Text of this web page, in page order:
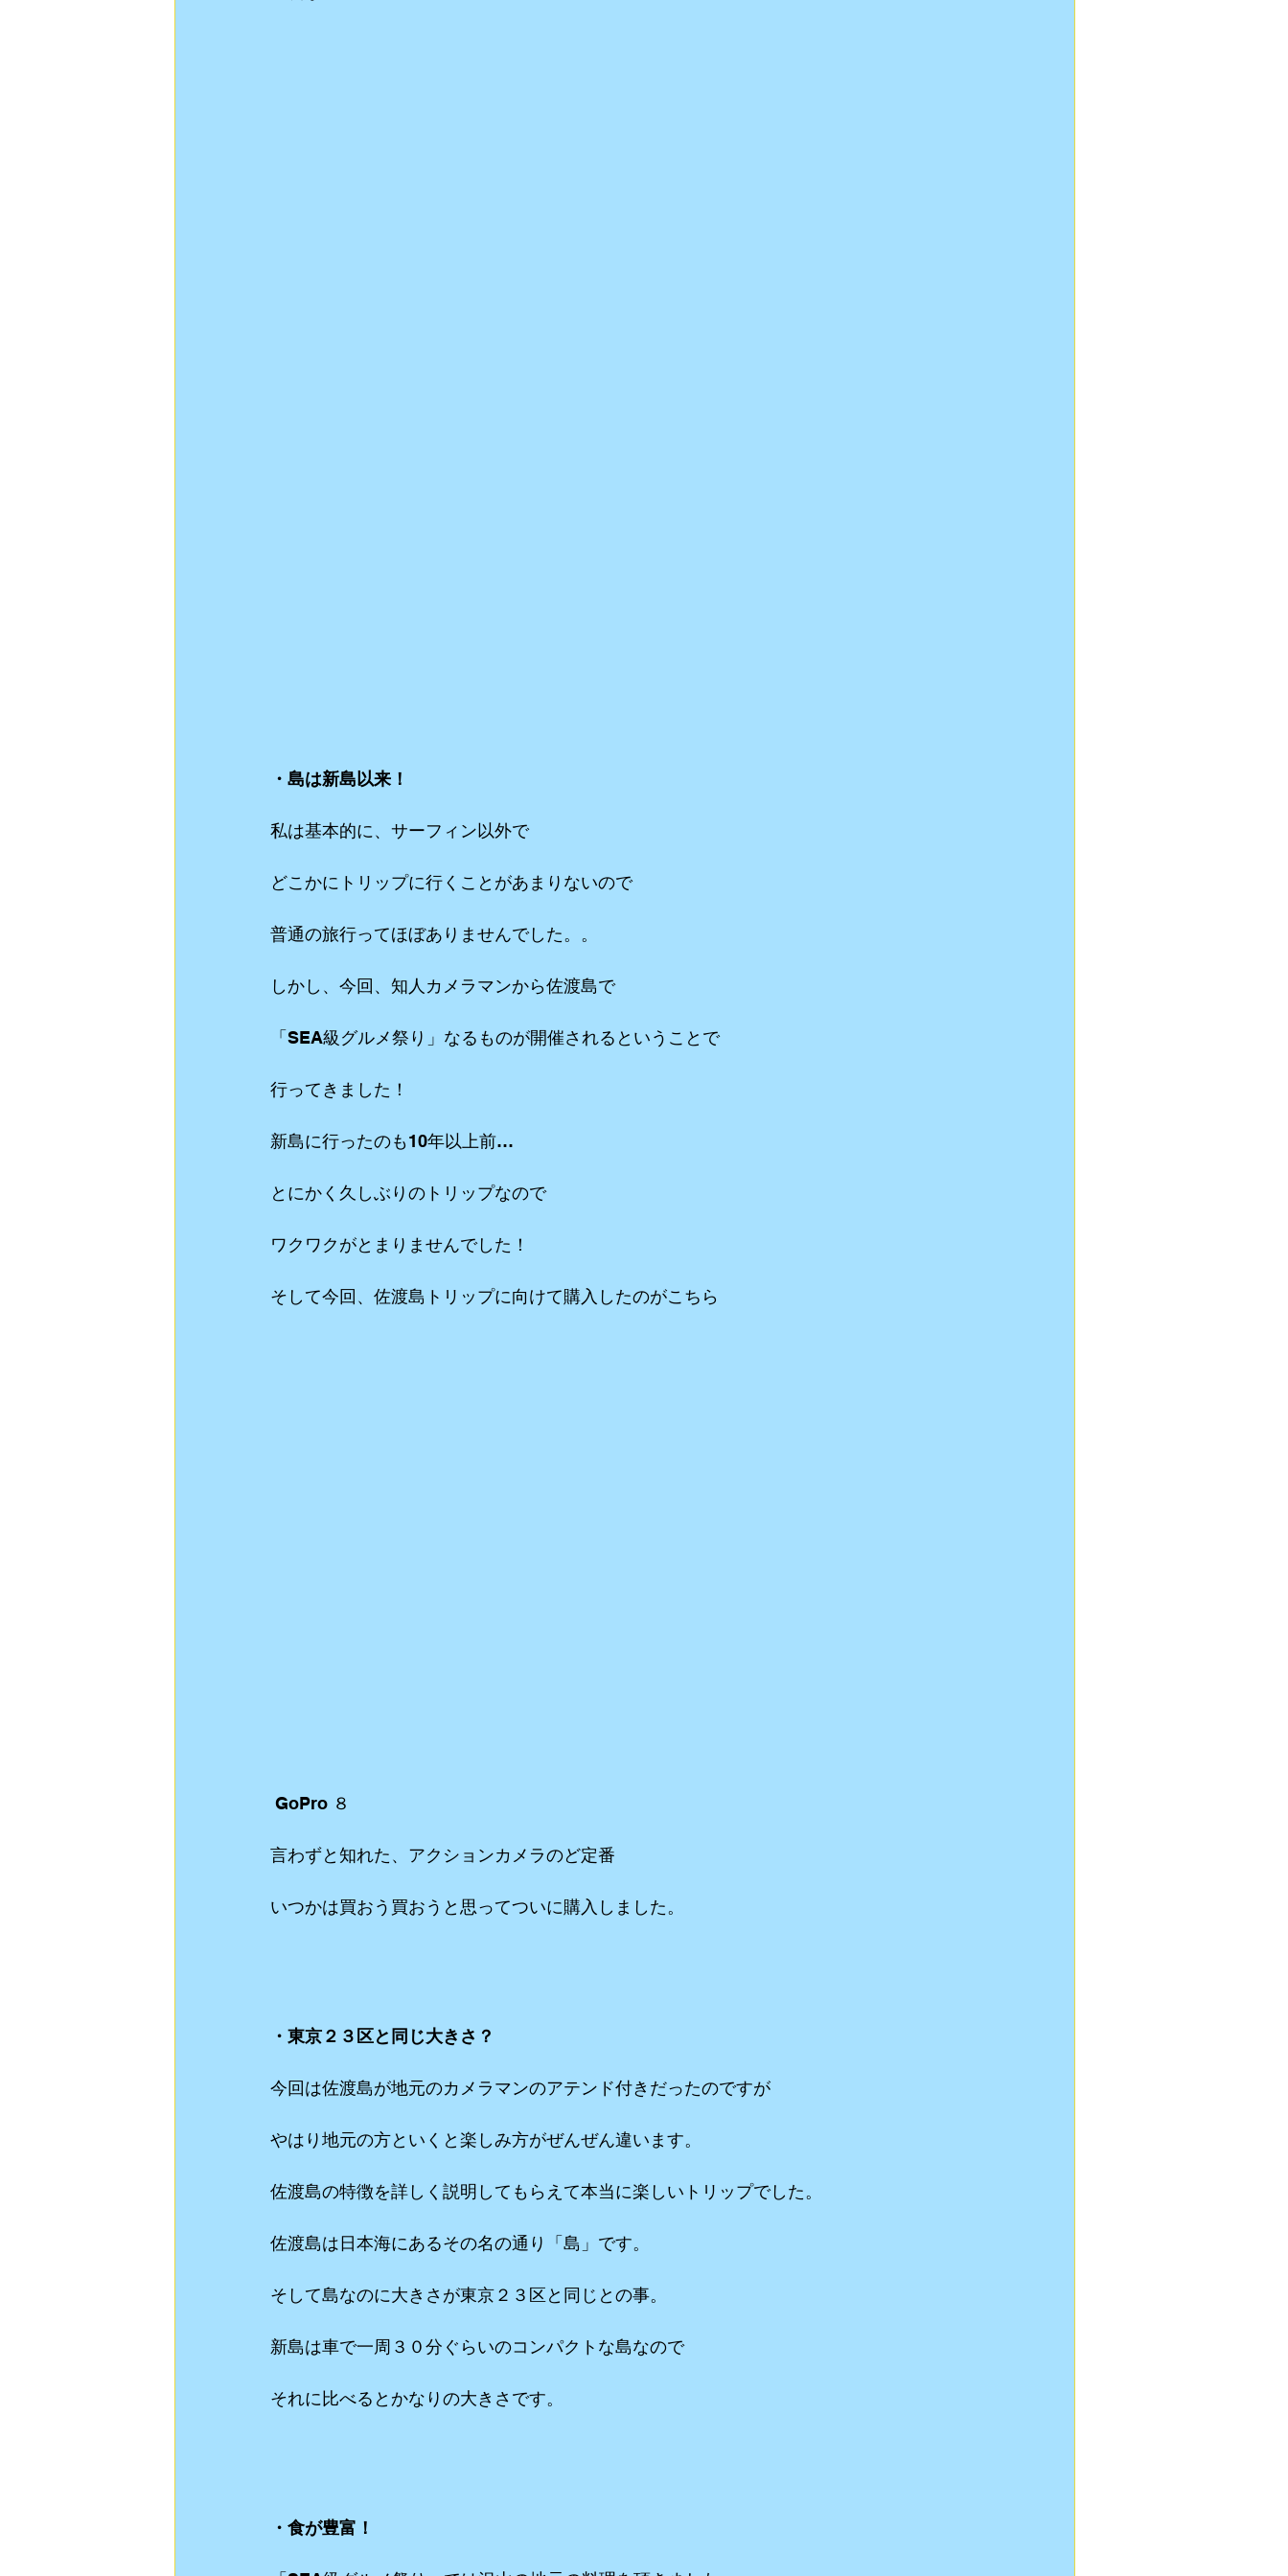
・島は新島以来！
私は基本的に、サーフィン以外で
どこかにトリップに行くことがあまりないので
普通の旅行ってほぼありませんでした。。
しかし、今回、知人カメラマンから佐渡島で
「SEA級グルメ祭り」なるものが開催されるということで
行ってきました！
新島に行ったのも10年以上前…
とにかく久しぶりのトリップなので
ワクワクがとまりませんでした！
そして今回、佐渡島トリップに向けて購入したのがこちら
GoPro ８
言わずと知れた、アクションカメラのど定番
いつかは買おう買おうと思ってついに購入しました。
・東京２３区と同じ大きさ？
今回は佐渡島が地元のカメラマンのアテンド付きだったのですが
やはり地元の方といくと楽しみ方がぜんぜん違います。
佐渡島の特徴を詳しく説明してもらえて本当に楽しいトリップでした。
佐渡島は日本海にあるその名の通り「島」です。
そして島なのに大きさが東京２３区と同じとの事。
新島は車で一周３０分ぐらいのコンパクトな島なので
それに比べるとかなりの大きさです。
・食が豊富！